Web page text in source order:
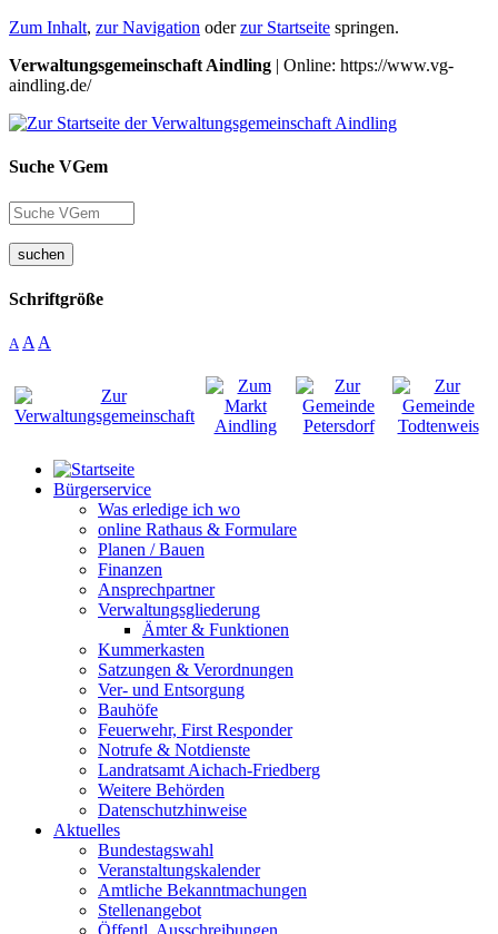
Zum Inhalt, zur Navigation oderzur Startseite springen.
Verwaltungsgemeinschaft Aindling | Online: https://www.vg-
aindling.de/
Suche VGem
suchen
Schriftgröße
A A A
Bürgerservice
Was erledige ich wo
online Rathaus & Formulare
Planen / Bauen
Finanzen
Ansprechpartner
Verwaltungsgliederung
Ämter & Funktionen
Kummerkasten
Satzungen & Verordnungen
Ver- und Entsorgung
Bauhöfe
Feuerwehr, First Responder
Notrufe & Notdienste
Landratsamt Aichach-Friedberg
Weitere Behörden
Datenschutzhinweise
Aktuelles
Bundestagswahl
Veranstaltungskalender
Amtliche Bekanntmachungen
Stellenangebot
Öffentl. Ausschreibungen